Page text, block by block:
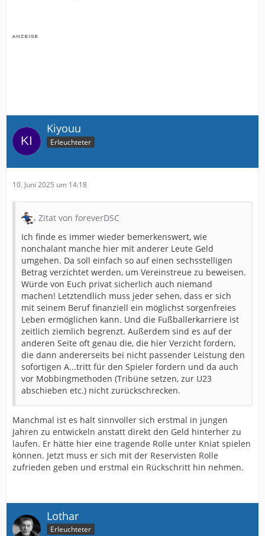
Kiyouu
Erleuchteter
10. Juni 2025 um 14:18
Zitat von foreverDSC
Ich finde es immer wieder bemerkenswert, wie
nonchalant manche hier mit anderer Leute Geld
umgehen. Da soll einfach so auf einen sechsstelligen
Betrag verzichtet werden, um Vereinstreue zu beweisen.
Würde von Euch privat sicherlich auch niemand
machen! Letztendlich muss jeder sehen, dass er sich
mit seinem Beruf finanziell ein möglichst sorgenfreies
Leben ermöglichen kann. Und die Fußballerkarriere ist
zeitlich ziemlich begrenzt. Außerdem sind es auf der
anderen Seite oft genau die, die hier Verzicht fordern,
die dann andererseits bei nicht passender Leistung den
sofortigen A...tritt für den Spieler fordern und da auch
vor Mobbingmethoden (Tribüne setzen, zur U23
abschieben etc.) nicht zurückschrecken.
Manchmal ist es halt sinnvoller sich erstmal in jungen
Jahren zu entwickeln anstatt direkt den Geld hinterher zu
laufen. Er hätte hier eine tragende Rolle unter Kniat spielen
können. Jetzt muss er sich mit der Reservisten Rolle
zufrieden geben und erstmal ein Rückschritt hin nehmen.
Lothar
Erleuchteter